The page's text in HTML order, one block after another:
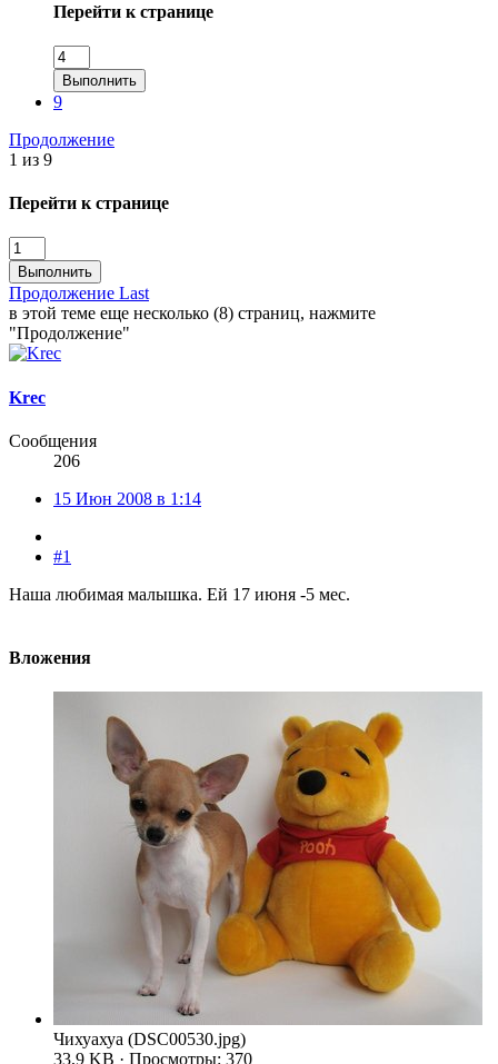
Перейти к странице
Выполнить
9
Продолжение
1 из 9
Перейти к странице
Выполнить
Продолжение Last
в этой теме еще несколько (8) страниц, нажмите
"Продолжение"
Krec
Сообщения
206
15 Июн 2008 в 1:14
#1
Наша любимая малышка. Ей 17 июня -5 мес.
Вложения
Чихуахуа (DSC00530.jpg)
33,9 KB · Просмотры: 370